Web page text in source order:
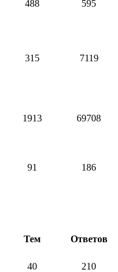
488 595
315 7119
1913 69708
91 186
Тем Ответов
40 210